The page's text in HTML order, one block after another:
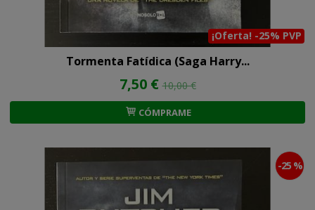
¡Oferta! -25% PVP
Tormenta Fatídica (Saga Harry...
7,50 €10,00 €
CÓMPRAME
-25 %